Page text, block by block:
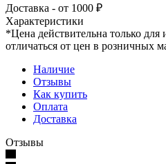
Доставка - от 1000 ₽
Характеристики
*Цена действительна только
отличаться от цен в розничных
Наличие
Отзывы
Как купить
Оплата
Доставка
Отзывы